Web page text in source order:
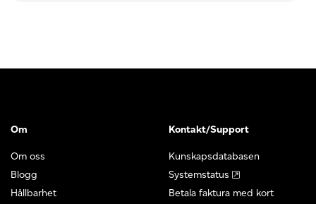
Om
Om oss
Blogg
Hållbarhet
Kontakt/Support
Kunskapsdatabasen
Systemstatus
Betala faktura med kort